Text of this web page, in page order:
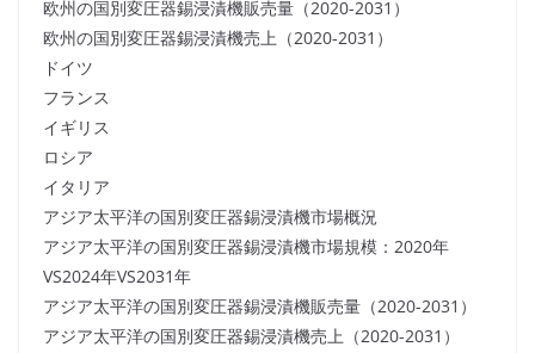
欧州の国別変圧器錫浸漬機販売量（2020-2031）
欧州の国別変圧器錫浸漬機売上（2020-2031）
ドイツ
フランス
イギリス
ロシア
イタリア
アジア太平洋の国別変圧器錫浸漬機市場概況
アジア太平洋の国別変圧器錫浸漬機市場規模：2020年
VS2024年VS2031年
アジア太平洋の国別変圧器錫浸漬機販売量（2020-2031）
アジア太平洋の国別変圧器錫浸漬機売上（2020-2031）